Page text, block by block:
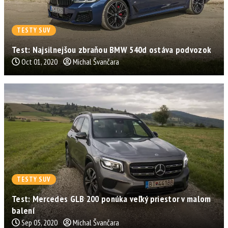
TESTY SUV
Test: Najsilnejšou zbraňou BMW 540d ostáva podvozok
Oct 01, 2020 Michal Švančara
TESTY SUV
Test: Mercedes GLB 200 ponúka veľký priestor v malom
balení
Sep 05, 2020 Michal Švančara